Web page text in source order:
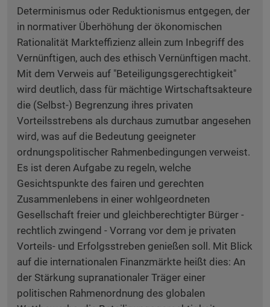
Determinismus oder Reduktionismus entgegen, der
in normativer Überhöhung der ökonomischen
Rationalität Markteffizienz allein zum Inbegriff des
Vernünftigen, auch des ethisch Vernünftigen macht.
Mit dem Verweis auf "Beteiligungsgerechtigkeit"
wird deutlich, dass für mächtige Wirtschaftsakteure
die (Selbst-) Begrenzung ihres privaten
Vorteilsstrebens als durchaus zumutbar angesehen
wird, was auf die Bedeutung geeigneter
ordnungspolitischer Rahmenbedingungen verweist.
Es ist deren Aufgabe zu regeln, welche
Gesichtspunkte des fairen und gerechten
Zusammenlebens in einer wohlgeordneten
Gesellschaft freier und gleichberechtigter Bürger -
rechtlich zwingend - Vorrang vor dem je privaten
Vorteils- und Erfolgsstreben genießen soll. Mit Blick
auf die internationalen Finanzmärkte heißt dies: An
der Stärkung supranationaler Träger einer
politischen Rahmenordnung des globalen